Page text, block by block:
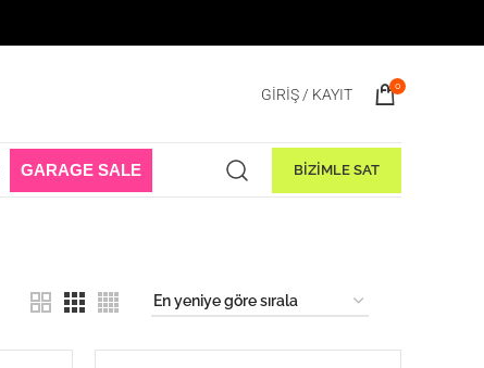
GIRIŞ / KAYIT 0
GARAGE SALE BİZİMLE SAT